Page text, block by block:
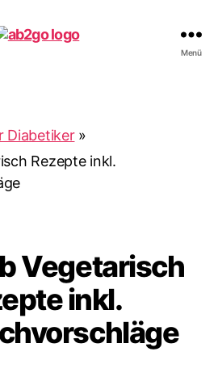
Menü
Diabetiker»
Rezepte inkl.
Vegetarisch
inkl.